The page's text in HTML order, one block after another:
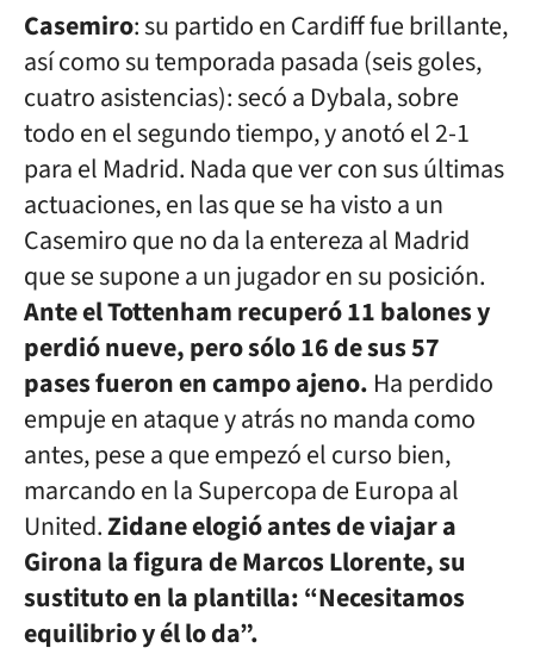
Casemiro: su partido en Cardiff fue brillante,
así como su temporada pasada (seis goles,
cuatro asistencias): secó a Dybala, sobre
todo en el segundo tiempo, y anotó el 2-1
para el Madrid. Nada que ver con sus últimas
actuaciones, en las que se ha visto a un
Casemiro que no da la entereza al Madrid
que se supone a un jugador en su posición.
Ante el Tottenham recuperó 11 balones y
perdió nueve, pero sólo 16 de sus 57
pases fueron en campo ajeno. Ha perdido
empuje en ataque y atrás no manda como
antes, pese a que empezó el curso bien,
marcando en la Supercopa de Europa al
United.Zidane elogió antes de viajar a
Girona la figura de Marcos Llorente, su
sustituto en la plantilla: “Necesitamos
equilibrio y él lo da”.